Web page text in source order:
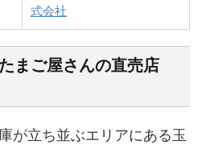
式会社
まご屋さんの直売店
が立ち並ぶエリアにある玉